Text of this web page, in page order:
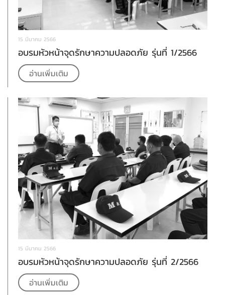
15 มีนาคม 2566
อบรมหัวหน้าจุดรักษาความปลอดภัย รุ่นที่ 1/2566
อ่านเพิ่มเติม
15 มีนาคม 2566
อบรมหัวหน้าจุดรักษาความปลอดภัย รุ่นที่ 2/2566
อ่านเพิ่มเติม